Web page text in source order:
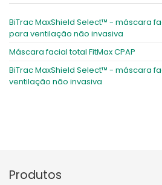
BiTrac MaxShield Select™ - máscara
para ventilação não invasiva
Máscara facial total FitMax CPAP
BiTrac MaxShield Select™ - máscara
ventilação não invasiva
Produtos